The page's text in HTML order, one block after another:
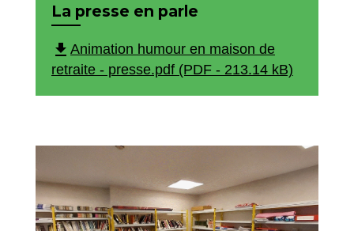
La presse en parle
file_download Animation humour en maison de
retraite - presse.pdf (PDF - 213.14 kB)